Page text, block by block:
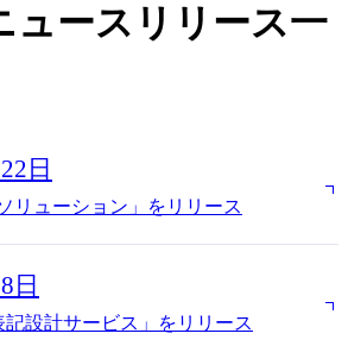
ュースリリース一
日
リューション」をリリース
日
記設計サービス」をリリース